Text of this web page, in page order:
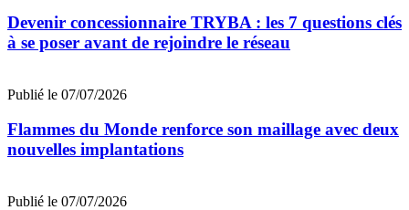
Devenir concessionnaire TRYBA : les 7 questions clés
à se poser avant de rejoindre le réseau
Publié le 07/07/2026
Flammes du Monde renforce son maillage avec deux
nouvelles implantations
Publié le 07/07/2026